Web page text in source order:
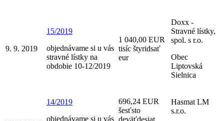
9. 9. 2019
15/2019
objednávame si u vás
stravné lístky na
obdobie 10-12/2019
1 040,00 EUR
tisíc štyridsať
eur
Doxx -
Stravné lístky,
spol. s r.o.
Obec
Liptovská
Sielnica
14/2019
objednávame si u vás
696,24 EUR
šesťsto
deväťdesiat
Hasmat LM
s.r.o.